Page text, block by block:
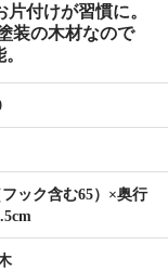
付けが習慣に。
装の木材なので
ック含む65）×奥行